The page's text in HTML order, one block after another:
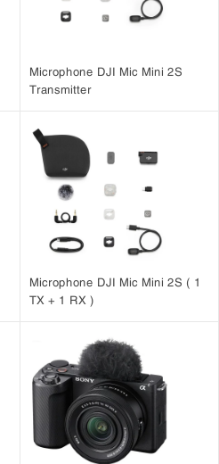
Microphone DJI Mic Mini 2S
Transmitter
Microphone DJI Mic Mini 2S ( 1
TX + 1 RX )